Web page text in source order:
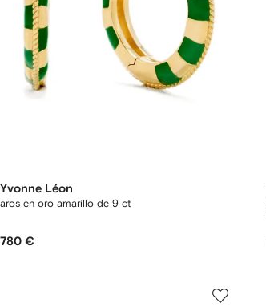
Yvonne Léon
aros en oro amarillo de 9 ct
780 €